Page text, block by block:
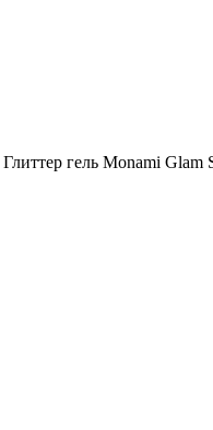
Глиттер гель Monami Glam